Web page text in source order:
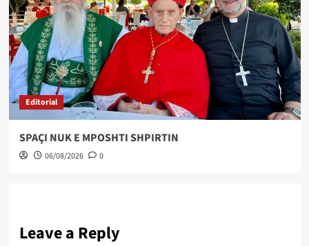
Editorial
SPAÇI NUK E MPOSHTI SHPIRTIN
06/08/2026 0
Leave a Reply